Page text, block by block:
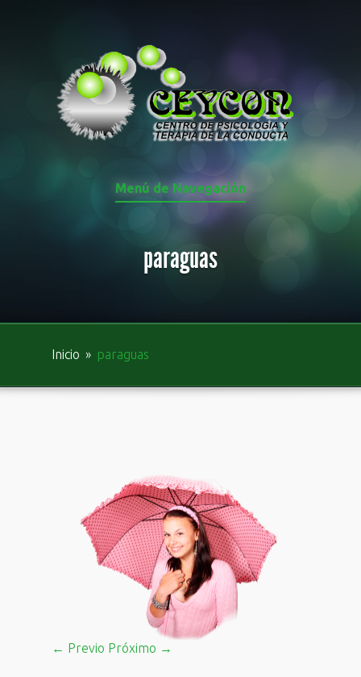
Menú de Navegación
paraguas
Inicio » paraguas
← Previo Próximo →